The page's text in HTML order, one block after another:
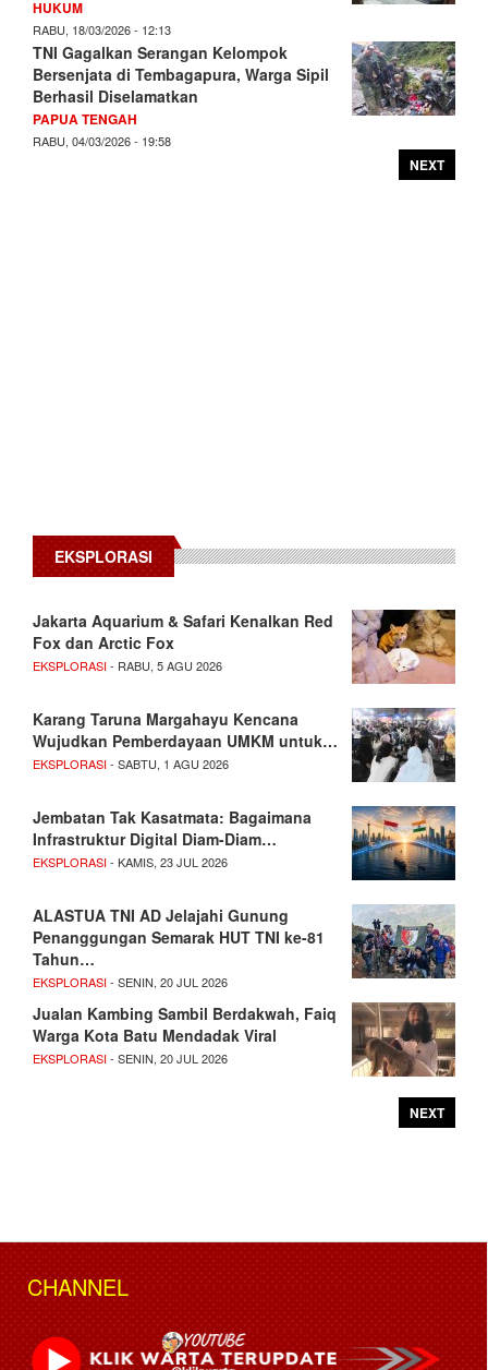
HUKUM
RABU, 18/03/2026 - 12:13
TNI Gagalkan Serangan Kelompok
Bersenjata di Tembagapura, Warga Sipil
Berhasil Diselamatkan
PAPUA TENGAH
RABU, 04/03/2026 - 19:58
NEXT
EKSPLORASI
Jakarta Aquarium & Safari Kenalkan Red
Fox dan Arctic Fox
EKSPLORASI- RABU, 5 AGU 2026
Karang Taruna Margahayu Kencana
Wujudkan Pemberdayaan UMKM untuk…
EKSPLORASI- SABTU, 1 AGU 2026
Jembatan Tak Kasatmata: Bagaimana
Infrastruktur Digital Diam-Diam…
EKSPLORASI- KAMIS, 23 JUL 2026
ALASTUA TNI AD Jelajahi Gunung
Penanggungan Semarak HUT TNI ke-81
Tahun…
EKSPLORASI- SENIN, 20 JUL 2026
Jualan Kambing Sambil Berdakwah, Faiq
Warga Kota Batu Mendadak Viral
EKSPLORASI- SENIN, 20 JUL 2026
NEXT
CHANNEL